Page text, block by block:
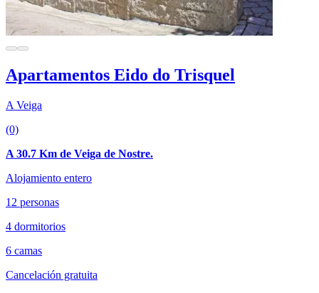
Apartamentos Eido do Trisquel
A Veiga
(0)
A 30.7 Km de Veiga de Nostre.
Alojamiento entero
12 personas
4 dormitorios
6 camas
Cancelación gratuita